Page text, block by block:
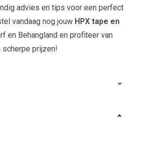
advies en tips voor een perfect
vandaag nog jouw HPX tape en
en Behangland en profiteer van
prijzen!